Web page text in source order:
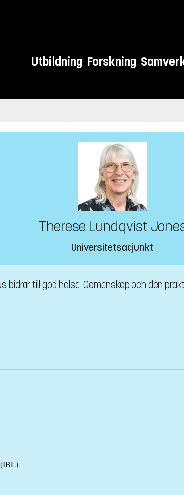
Utbildning Forskning
Therese Lundqvist
Universitetsadjunkt
till god hälsa. Gemenskap och den
(IBL)